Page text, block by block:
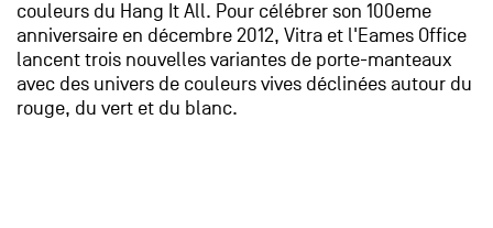
couleurs du Hang It All. Pour célébrer son 100eme
anniversaire en décembre 2012, Vitra et l'Eames Office
lancent trois nouvelles variantes de porte-manteaux
avec des univers de couleurs vives déclinées autour du
rouge, du vert et du blanc.